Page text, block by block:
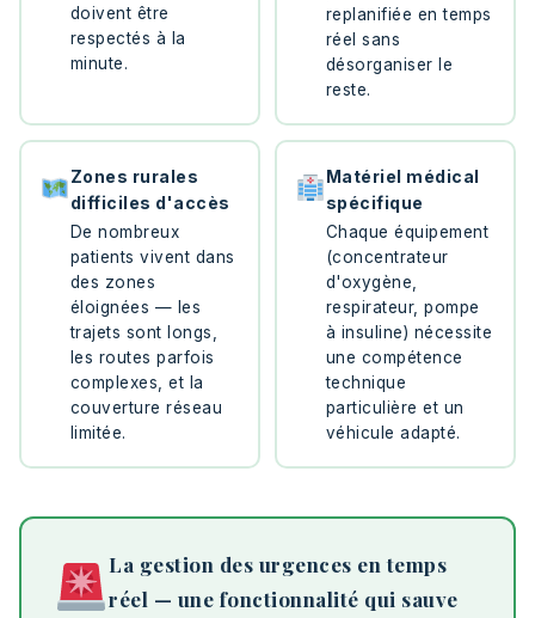
doivent être
respectés à la
minute.
replanifiée en temps
réel sans
désorganiser le
reste.
Zones rurales
difficiles d'accès
De nombreux
patients vivent dans
des zones
éloignées — les
trajets sont longs,
les routes parfois
complexes, et la
couverture réseau
limitée.
Matériel médical
spécifique
Chaque équipement
(concentrateur
d'oxygène,
respirateur, pompe
à insuline) nécessite
une compétence
technique
particulière et un
véhicule adapté.
La gestion des urgences en temps
réel — une fonctionnalité qui sauve